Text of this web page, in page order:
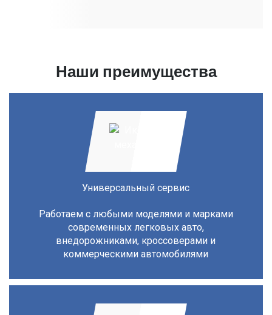
Наши преимущества
Универсальный сервис
Работаем с любыми моделями и марками
современных легковых авто,
внедорожниками, кроссоверами и
коммерческими автомобилями